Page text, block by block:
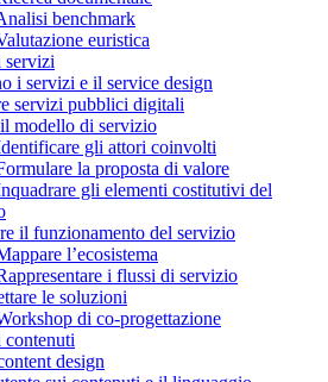
benchmark
euristica
servizi
i servizi e il service design
servizi pubblici digitali
modello di servizio
gli attori coinvolti
la proposta di valore
gli elementi costitutivi del
il funzionamento del servizio
l’ecosistema
i flussi di servizio
le soluzioni
di co-progettazione
contenuti
design